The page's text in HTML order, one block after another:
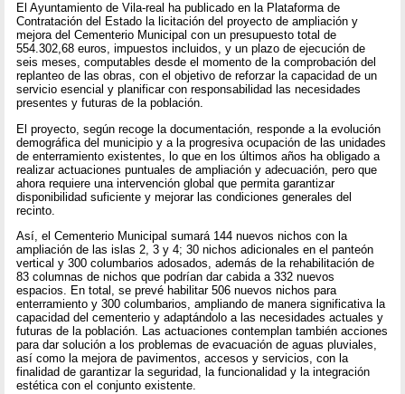
El Ayuntamiento de Vila-real ha publicado en la Plataforma de
Contratación del Estado la licitación del proyecto de ampliación y
mejora del Cementerio Municipal con un presupuesto total de
554.302,68 euros, impuestos incluidos, y un plazo de ejecución de
seis meses, computables desde el momento de la comprobación del
replanteo de las obras, con el objetivo de reforzar la capacidad de un
servicio esencial y planificar con responsabilidad las necesidades
presentes y futuras de la población.
El proyecto, según recoge la documentación, responde a la evolución
demográfica del municipio y a la progresiva ocupación de las unidades
de enterramiento existentes, lo que en los últimos años ha obligado a
realizar actuaciones puntuales de ampliación y adecuación, pero que
ahora requiere una intervención global que permita garantizar
disponibilidad suficiente y mejorar las condiciones generales del
recinto.
Así, el Cementerio Municipal sumará 144 nuevos nichos con la
ampliación de las islas 2, 3 y 4; 30 nichos adicionales en el panteón
vertical y 300 columbarios adosados, además de la rehabilitación de
83 columnas de nichos que podrían dar cabida a 332 nuevos
espacios. En total, se prevé habilitar 506 nuevos nichos para
enterramiento y 300 columbarios, ampliando de manera significativa la
capacidad del cementerio y adaptándolo a las necesidades actuales y
futuras de la población. Las actuaciones contemplan también acciones
para dar solución a los problemas de evacuación de aguas pluviales,
así como la mejora de pavimentos, accesos y servicios, con la
finalidad de garantizar la seguridad, la funcionalidad y la integración
estética con el conjunto existente.